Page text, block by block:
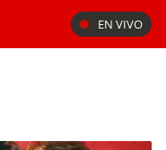
EN VIVO